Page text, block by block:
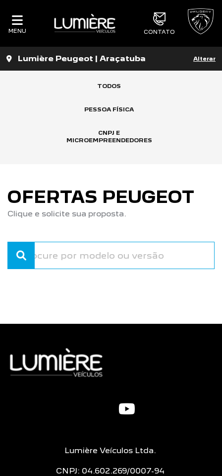
MENU CONTATO
Lumière Peugeot | Araçatuba Alterar
TODOS
PESSOA FÍSICA
CNPJ E
MICROEMPREENDEDORES
OFERTAS PEUGEOT
Clique e solicite sua proposta.
Lumière Veículos Ltda.
CNPJ: 04.602.269/0007-94